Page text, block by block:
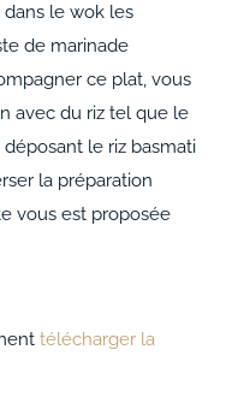
le wok les
de marinade
ce plat, vous
avec du riz tel que le
le riz basmati
la préparation
vous est proposée
télécharger la